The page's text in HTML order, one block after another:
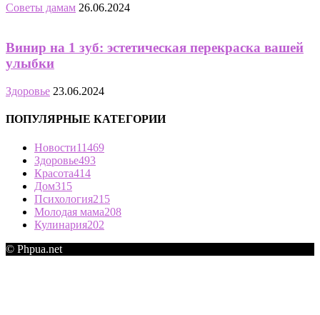
Советы дамам 26.06.2024
Винир на 1 зуб: эстетическая перекраска вашей
улыбки
Здоровье 23.06.2024
ПОПУЛЯРНЫЕ КАТЕГОРИИ
Новости11469
Здоровье493
Красота414
Дом315
Психология215
Молодая мама208
Кулинария202
© Phpua.net